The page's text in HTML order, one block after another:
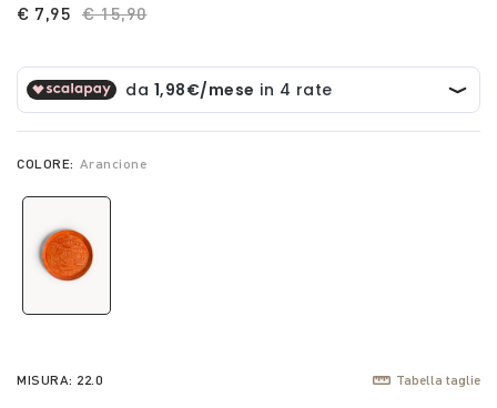
Price reduced from
€ 15,90to
€ 7,95
COLORE: Arancione
MISURA: 22.0 Tabella taglie